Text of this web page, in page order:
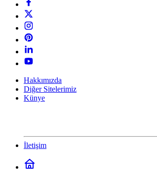
Hakkımızda
Diğer Sitelerimiz
Künye
İletişim